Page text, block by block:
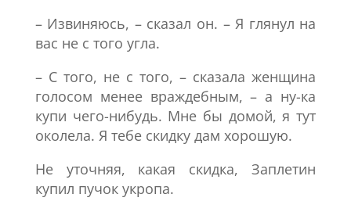
– Извиняюсь, – сказал он. – Я глянул на
вас не с того угла.
– С того, не с того, – сказала женщина
голосом менее враждебным, – а ну-ка
купи чего-нибудь. Мне бы домой, я тут
околела. Я тебе скидку дам хорошую.
Не уточняя, какая скидка, Заплетин
купил пучок укропа.